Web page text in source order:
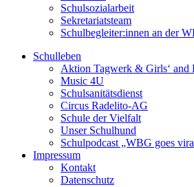
Schulsozialarbeit
Sekretariatsteam
Schulbegleiter:innen an der
Schulleben
Aktion Tagwerk & Girls‘ and
Music 4U
Schulsanitätsdienst
Circus Radelito-AG
Schule der Vielfalt
Unser Schulhund
Schulpodcast „WBG goes
Impressum
Kontakt
Datenschutz